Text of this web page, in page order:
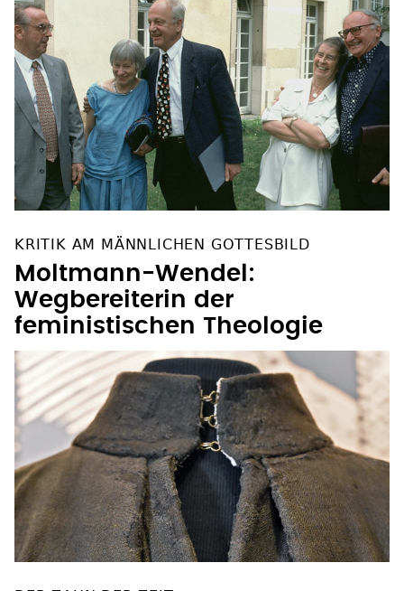
Moltmann-Wendel:
Wegbereiterin der
feministischen Theologie